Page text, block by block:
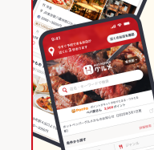
TV・プロジ
ェクタ
あり
その他設備
マイク、プロジ
はご手配いたしま
その他
飲み放題 あり ：2時間飲
長岡駅 × パスタ・ピザ
新潟 × パスタ・ピザ
長岡のイタリアン・フレン
長岡のイタリアンランキング